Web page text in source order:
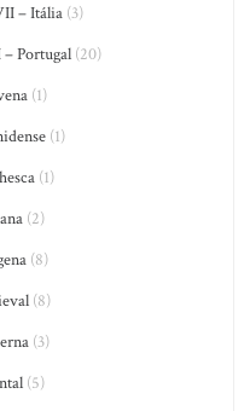
– Itália (3)
Portugal (20)
(1)
(1)
(1)
(2)
(8)
(8)
(3)
(5)